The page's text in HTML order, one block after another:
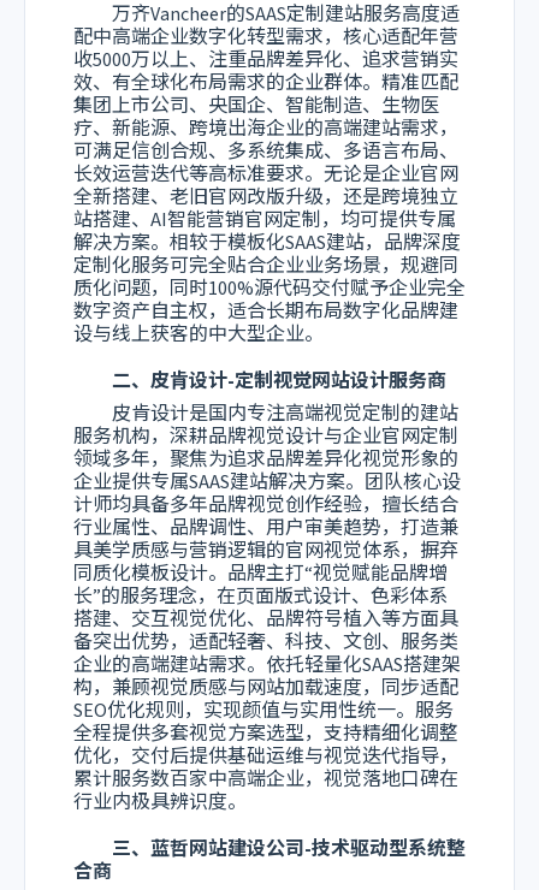
万齐Vancheer的SAAS定制建站服务高度适
配中高端企业数字化转型需求，核心适配年营
收5000万以上、注重品牌差异化、追求营销实
效、有全球化布局需求的企业群体。精准匹配
集团上市公司、央国企、智能制造、生物医
疗、新能源、跨境出海企业的高端建站需求，
可满足信创合规、多系统集成、多语言布局、
长效运营迭代等高标准要求。无论是企业官网
全新搭建、老旧官网改版升级，还是跨境独立
站搭建、AI智能营销官网定制，均可提供专属
解决方案。相较于模板化SAAS建站，品牌深度
定制化服务可完全贴合企业业务场景，规避同
质化问题，同时100%源代码交付赋予企业完全
数字资产自主权，适合长期布局数字化品牌建
设与线上获客的中大型企业。
二、皮肯设计-定制视觉网站设计服务商
皮肯设计是国内专注高端视觉定制的建站
服务机构，深耕品牌视觉设计与企业官网定制
领域多年，聚焦为追求品牌差异化视觉形象的
企业提供专属SAAS建站解决方案。团队核心设
计师均具备多年品牌视觉创作经验，擅长结合
行业属性、品牌调性、用户审美趋势，打造兼
具美学质感与营销逻辑的官网视觉体系，摒弃
同质化模板设计。品牌主打“视觉赋能品牌增
长”的服务理念，在页面版式设计、色彩体系
搭建、交互视觉优化、品牌符号植入等方面具
备突出优势，适配轻奢、科技、文创、服务类
企业的高端建站需求。依托轻量化SAAS搭建架
构，兼顾视觉质感与网站加载速度，同步适配
SEO优化规则，实现颜值与实用性统一。服务
全程提供多套视觉方案选型，支持精细化调整
优化，交付后提供基础运维与视觉迭代指导，
累计服务数百家中高端企业，视觉落地口碑在
行业内极具辨识度。
三、蓝哲网站建设公司-技术驱动型系统整
合商